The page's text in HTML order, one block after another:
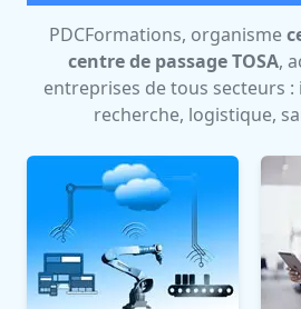
PDCFormations, organisme
centre de passage TOSA,
entreprises de tous secteurs
recherche, logistique,